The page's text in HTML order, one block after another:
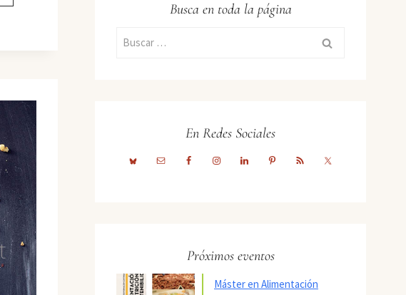
Busca en toda la página
Buscar:
En Redes Sociales
Próximos eventos
Máster en Alimentación